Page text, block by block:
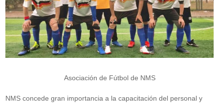
Asociación de Fútbol de NMS
NMS concede gran importancia a la capacitación del personal y